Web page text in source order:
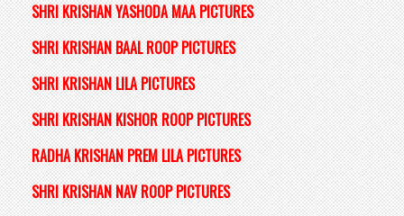
SHRI KRISHAN YASHODA MAA PICTURES
SHRI KRISHAN BAAL ROOP PICTURES
SHRI KRISHAN LILA PICTURES
SHRI KRISHAN KISHOR ROOP PICTURES
RADHA KRISHAN PREM LILA PICTURES
SHRI KRISHAN NAV ROOP PICTURES